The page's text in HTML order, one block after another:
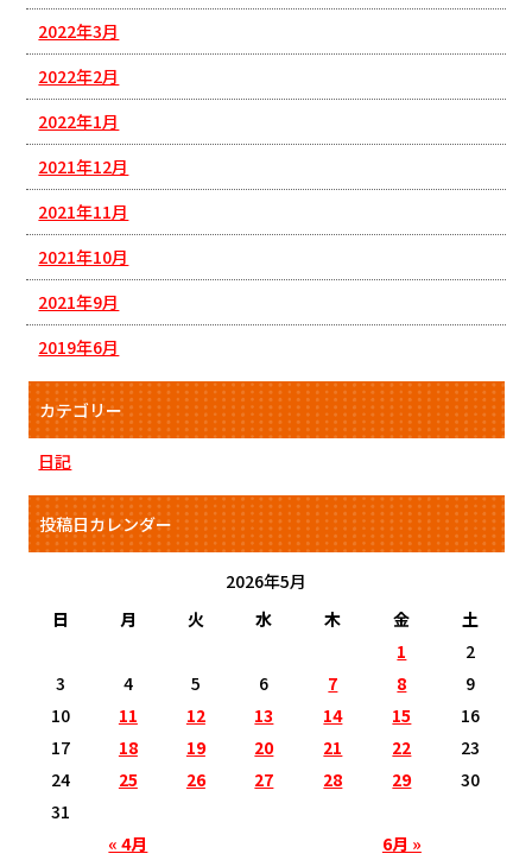
2022年3月
2022年2月
2022年1月
2021年12月
2021年11月
2021年10月
2021年9月
2019年6月
カテゴリー
日記
投稿日カレンダー
2026年5月
日
月 火 水 木 金 土
« 4月 6月 »
1
2
3
4 5 6 7 8
9
10
11 12 13 14 15
16
17
18 19 20 21 22
23
24
25 26 27 28 29
30
31